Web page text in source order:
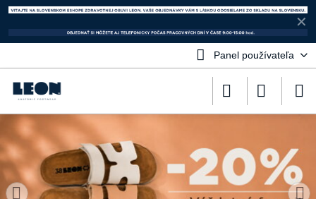
✕
Panel používateľa